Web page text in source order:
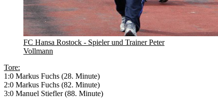
FC Hansa Rostock - Spieler und Trainer Peter
Vollmann
Tore:
1:0 Markus Fuchs (28. Minute)
2:0 Markus Fuchs (82. Minute)
3:0 Manuel Stiefler (88. Minute)